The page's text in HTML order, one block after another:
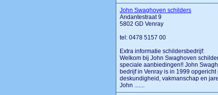
John Swaghoven schilders
Andantestraat 9
5802 GD Venray
tel: 0478 5157 00
Extra informatie schildersbedrijf:
Welkom bij John Swaghoven
speciale aanbiedingen!! John
bedrijf in Venray is in 1999
deskundigheid, vakmanschap en
John .......